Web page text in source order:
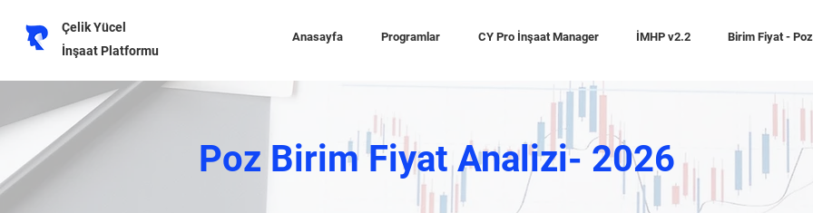
Çelik Yücel
İnşaat Platformu
Anasayfa Programlar CY Pro İnşaat Manager İMHP v2.2 Birim Fiyat - Poz
Poz Birim Fiyat Analizi- 2026